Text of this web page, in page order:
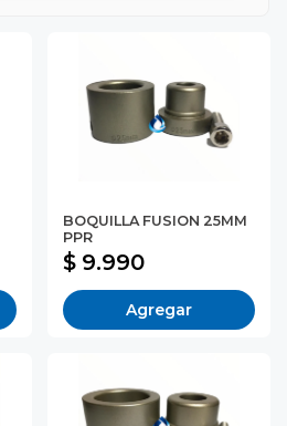
BOQUILLA FUSION 25MM
PPR
$ 9.990
Agregar